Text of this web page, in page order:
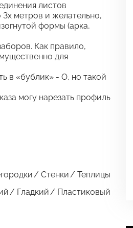
листов
метров и желательно,
формы (арка,
Как правило,
для
в «бублик» - О, но такой
могу нарезать профиль
Стенки
Теплицы
Гладкий Пластиковый